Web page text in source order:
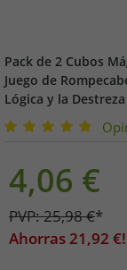
Pack de 2 Cubos
Juego de
Lógica y la
4,06 €
PVP:25,98€*
Ahorras21,92 €!